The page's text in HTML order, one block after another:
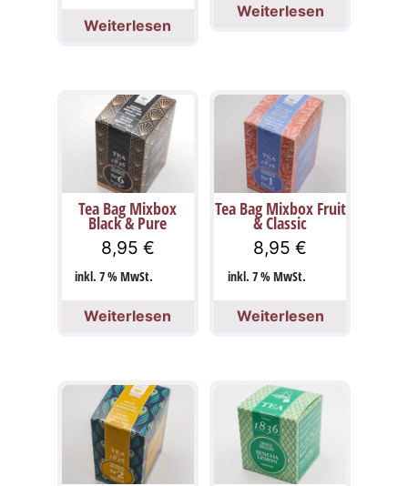
Weiterlesen
Weiterlesen
Tea Bag Mixbox
Black & Pure
8,95 €
inkl. 7 % MwSt.
Weiterlesen
Tea Bag Mixbox Fruit
& Classic
8,95€
inkl. 7 % MwSt.
Weiterlesen